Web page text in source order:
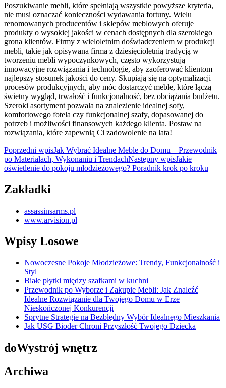
Poszukiwanie mebli, które spełniają wszystkie powyższe kryteria,
nie musi oznaczać konieczności wydawania fortuny. Wielu
renomowanych producentów i sklepów meblowych oferuje
produkty o wysokiej jakości w cenach dostępnych dla szerokiego
grona klientów. Firmy z wieloletnim doświadczeniem w produkcji
mebli, takie jak opisywana firma z dziesięcioletnią tradycją w
tworzeniu mebli wypoczynkowych, często wykorzystują
innowacyjne rozwiązania i technologie, aby zaoferować klientom
najlepszy stosunek jakości do ceny. Skupiają się na optymalizacji
procesów produkcyjnych, aby móc dostarczyć meble, które łączą
świetny wygląd, trwałość i funkcjonalność, bez obciążania budżetu.
Szeroki asortyment pozwala na znalezienie idealnej sofy,
komfortowego fotela czy funkcjonalnej szafy, dopasowanej do
potrzeb i możliwości finansowych każdego klienta. Postaw na
rozwiązania, które zapewnią Ci zadowolenie na lata!
Nawigacja
wpisu
Poprzedni wpisJak Wybrać Idealne Meble do Domu – Przewodnik
po Materiałach, Wykonaniu i TrendachNastępny wpisJakie
oświetlenie do pokoju młodzieżowego? Poradnik krok po kroku
Zakładki
assassinsarms.pl
www.arvision.pl
Wpisy Losowe
Nowoczesne Pokoje Młodzieżowe: Trendy, Funkcjonalność i
Styl
Białe płytki między szafkami w kuchni
Przewodnik po Wyborze i Zakupie Mebli: Jak Znaleźć
Idealne Rozwiązanie dla Twojego Domu w Erze
Nieskończonej Konkurencji
Sprytne Strategie na Bezbłędny Wybór Idealnego Mieszkania
Jak USG Bioder Chroni Przyszłość Twojego Dziecka
doWystrój wnętrz
Archiwa